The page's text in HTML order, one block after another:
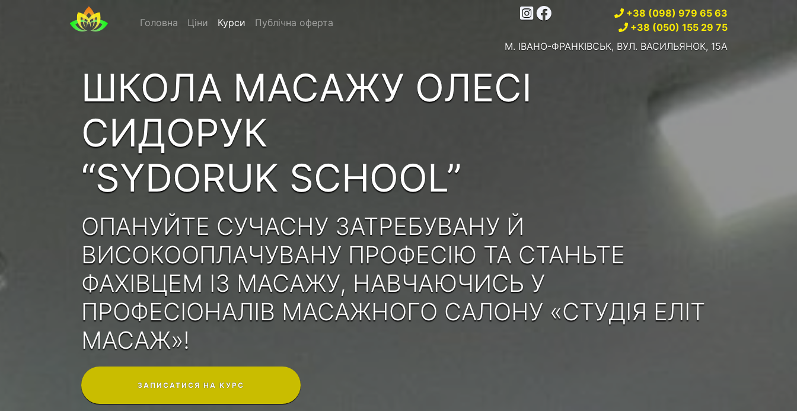
Головна Ціни Курси Публічна оферта
+38 (098) 979 65 63
+38 (050) 155 29 75
М. ІВАНО-ФРАНКІВСЬК, ВУЛ. ВАСИЛЬЯНОК, 15А
ШКОЛА МАСАЖУ ОЛЕСІ
СИДОРУК
“SYDORUK SCHOOL”
ОПАНУЙТЕ СУЧАСНУ ЗАТРЕБУВАНУ Й
ВИСОКООПЛАЧУВАНУ ПРОФЕСІЮ ТА СТАНЬТЕ
ФАХІВЦЕМ ІЗ МАСАЖУ, НАВЧАЮЧИСЬ У
ПРОФЕСІОНАЛІВ МАСАЖНОГО САЛОНУ «СТУДІЯ ЕЛІТ
МАСАЖ»!
ЗАПИСАТИСЯ НА КУРС